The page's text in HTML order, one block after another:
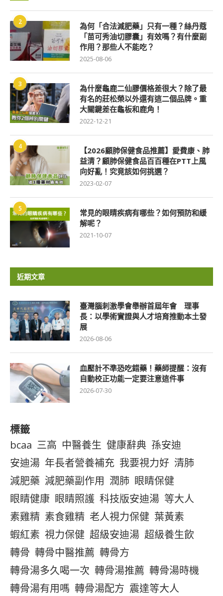
2
為何「合法減肥藥」只有一種？絲丹蔻
「苗可秀油切膠囊」有效嗎？有什麼副
作用？那些人不能吃？
2025-08-06
3
為什麼龜鹿二仙膠價格差很大？除了最
有名的莊松榮以外還有這二個品牌。重
大關鍵差在龜板和鹿角！
2022-12-21
4
【2026顧肺保健食品推薦】愛費康、肺
益清？顧肺保健食品百百種在PTT上風
向好亂！究竟該如何挑選？
2023-02-07
5
常見的眼睛疾病有哪些？如何預防和緩
解呢？
2021-10-07
近期文章
臺灣腦刺激學會舉辦首屆年會 理事
長：以學術實證與人才培育推動本土發
展
2026-08-06
血壓計不準恐吃錯藥！藥師提醒：沒有
自動校正功能一定要注意這件事
2026-07-30
標籤
bcaa 三高 中醫養生 健康辭典 孫安迪
安迪湯 年長者營養補充 我要視力好 清肺
減肥藥 減肥藥副作用 潤肺 眼睛保健
眼睛健康 眼睛照護 科技版安迪湯 等大人
素雞精 素食雞精 老人視力保健 葉黃素
蝦紅素 視力保健 超級安迪湯 超級養生飲
轉骨 轉骨中醫推薦 轉骨方
轉骨湯多久喝一次 轉骨湯推薦 轉骨湯時機
轉骨湯有用嗎 轉骨湯配方 震達等大人